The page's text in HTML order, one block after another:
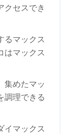
クセスでき
るマックス
はマックス
集めたマッ
調理できる
イマックス